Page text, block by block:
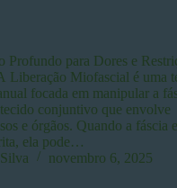
Profundo para Dores e
Liberação Miofascial é uma
focada em manipular a
conjuntivo que envolve
e órgãos. Quando a fáscia
ela pode…
novembro 6, 2025